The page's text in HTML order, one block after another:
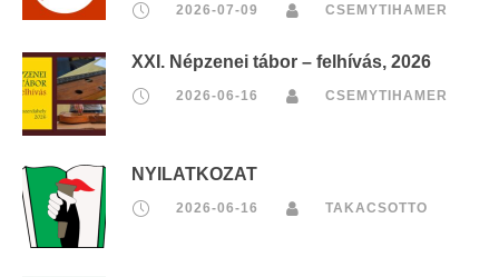
2026-07-09 CSEMYTIHAMER
XXI. Népzenei tábor – felhívás, 2026
2026-06-16 CSEMYTIHAMER
NYILATKOZAT
2026-06-16 TAKACSOTTO